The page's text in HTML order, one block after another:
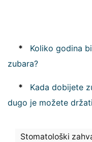
*
Koliko godina
zubara?
*
Kada dobijete
dugo je možete
Stomatološki